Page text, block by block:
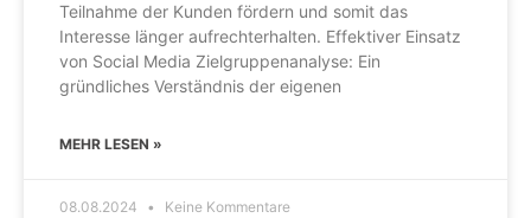
Teilnahme der Kunden fördern und somit das
Interesse länger aufrechterhalten. Effektiver Einsatz
von Social Media Zielgruppenanalyse: Ein
gründliches Verständnis der eigenen
MEHR LESEN »
08.08.2024 Keine Kommentare